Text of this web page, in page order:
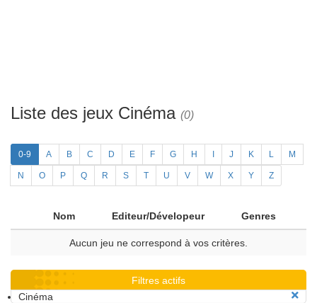
Liste des jeux Cinéma (0)
0-9 A B C D E F G H J K L M
N O P Q R S T U V W X Y Z
Nom Editeur/Dévelopeur Genres
Aucun jeu ne correspond à vos critères.
Filtres actifs
Cinéma